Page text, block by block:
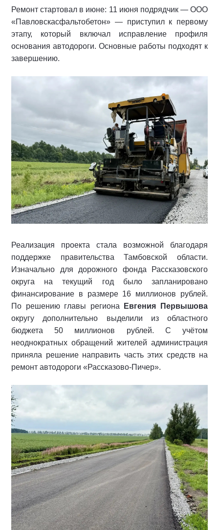
Ремонт стартовал в июне: 11 июня подрядчик — ООО
«Павловскасфальтобетон» — приступил к первому
этапу, который включал исправление профиля
основания автодороги. Основные работы подходят к
завершению.
Реализация проекта стала возможной благодаря
поддержке правительства Тамбовской области.
Изначально для дорожного фонда Рассказовского
округа на текущий год было запланировано
финансирование в размере 16 миллионов рублей.
По решению главы региона Евгения Первышова
округу дополнительно выделили из областного
бюджета 50 миллионов рублей. С учётом
неоднократных обращений жителей администрация
приняла решение направить часть этих средств на
ремонт автодороги «Рассказово‑Пичер».